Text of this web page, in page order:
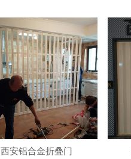
西安铝合金折叠门